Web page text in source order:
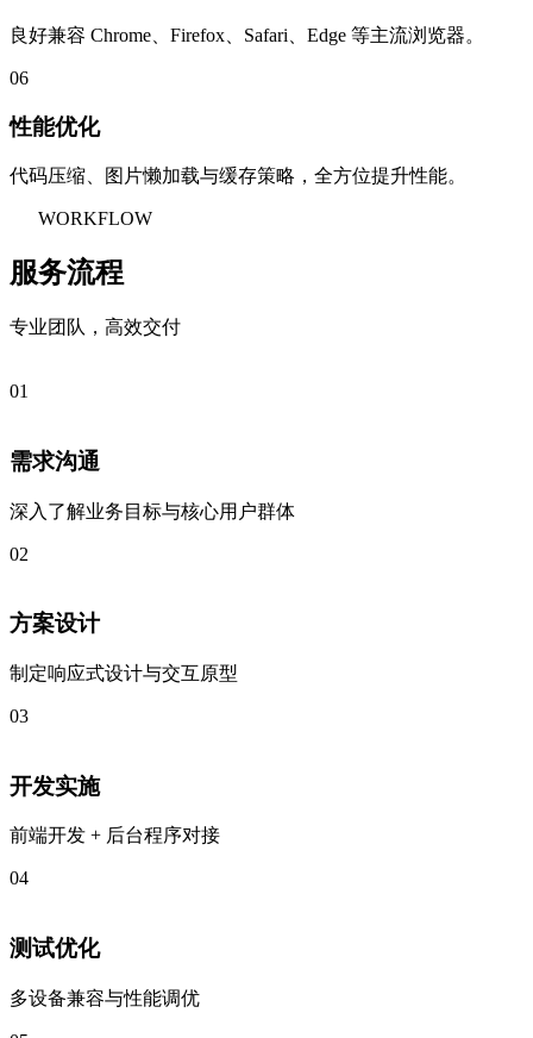
良好兼容 Chrome、Firefox、Safari、Edge 等主流浏览器。
06
性能优化
代码压缩、图片懒加载与缓存策略，全方位提升性能。
WORKFLOW
服务流程
专业团队，高效交付
01
需求沟通
深入了解业务目标与核心用户群体
02
方案设计
制定响应式设计与交互原型
03
开发实施
前端开发 + 后台程序对接
04
测试优化
多设备兼容与性能调优